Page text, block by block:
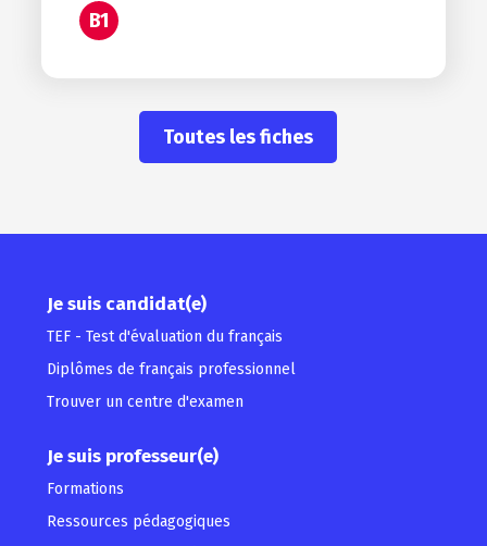
B1
Toutes les fiches
Je suis candidat(e)
TEF - Test d'évaluation du français
Diplômes de français professionnel
Trouver un centre d'examen
Je suis professeur(e)
Formations
Ressources pédagogiques